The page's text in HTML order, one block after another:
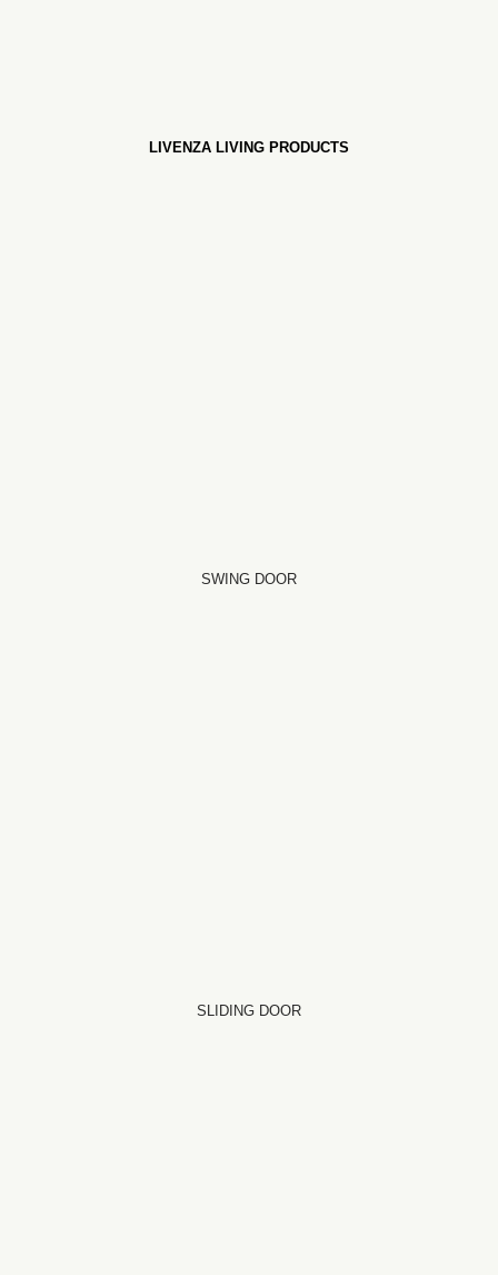
LIVENZA LIVING PRODUCTS
SWING DOOR
SLIDING DOOR